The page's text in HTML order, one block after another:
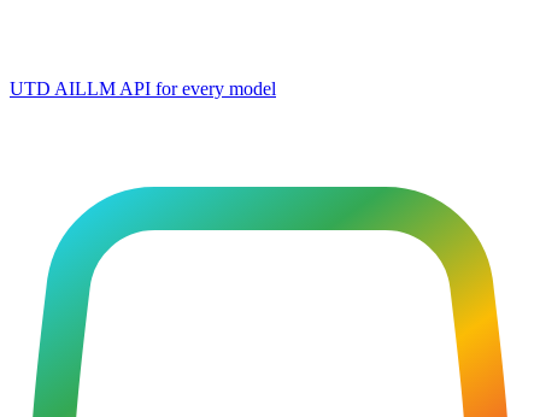
UTD AILLM API for every model